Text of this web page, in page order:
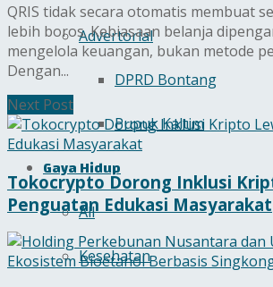
Advertorial
DPRD Bontang
Pupuk Kaltim
Gaya Hidup
All
Kesehatan
QRIS tidak secara otomatis membuat
lebih boros. Kebiasaan belanja
mengelola keuangan, bukan metode
Dengan...
Next Post
Tokocrypto Dorong Inklusi
Penguatan Edukasi Masyarakat